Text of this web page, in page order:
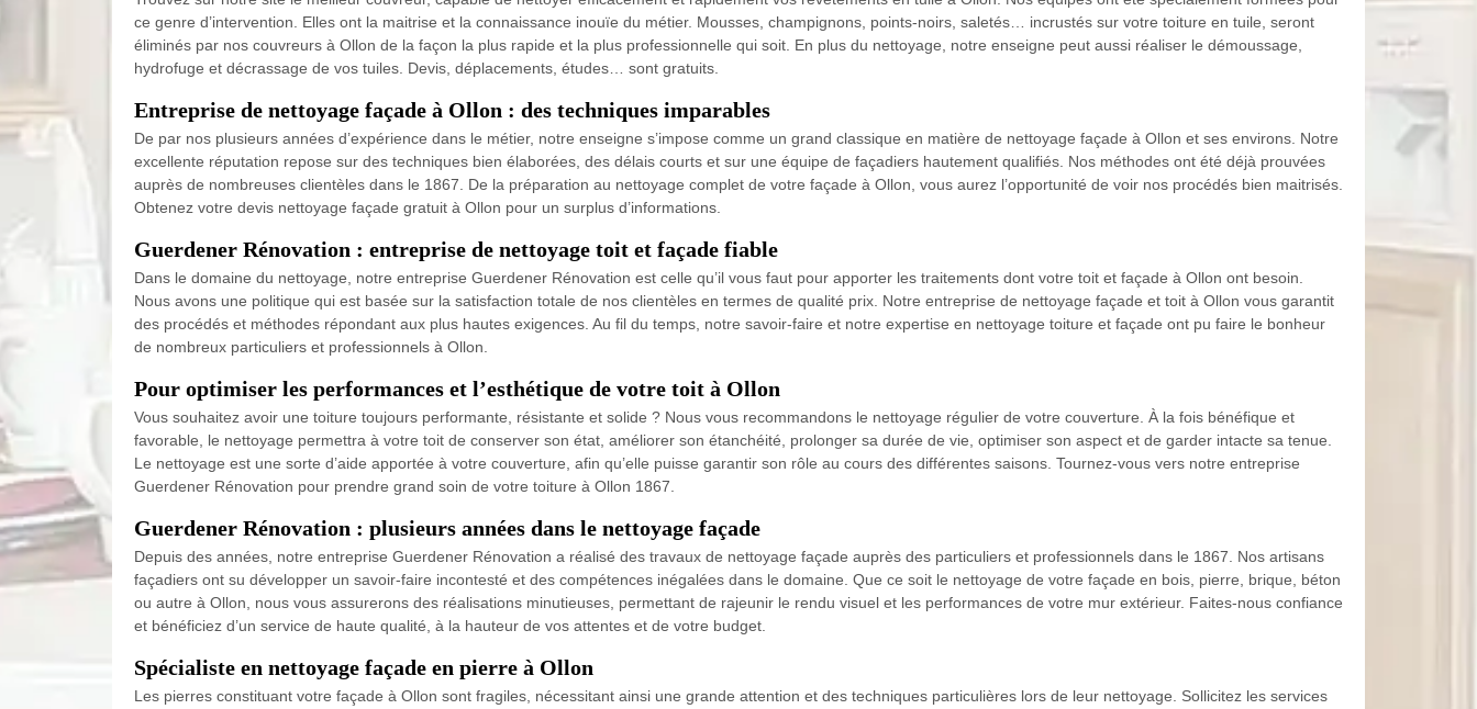
ce genre d’intervention. Elles ont la maitrise et la connaissance inouïe du métier. Mousses, champignons, points-noirs, saletés… incrustés sur votre toiture en tuile, seront
éliminés par nos couvreurs à Ollon de la façon la plus rapide et la plus professionnelle qui soit. En plus du nettoyage, notre enseigne peut aussi réaliser le démoussage,
hydrofuge et décrassage de vos tuiles. Devis, déplacements, études… sont gratuits.
Entreprise de nettoyage façade à Ollon : des techniques imparables
De par nos plusieurs années d’expérience dans le métier, notre enseigne s’impose comme un grand classique en matière de nettoyage façade à Ollon et ses environs. Notre
excellente réputation repose sur des techniques bien élaborées, des délais courts et sur une équipe de façadiers hautement qualifiés. Nos méthodes ont été déjà prouvées
auprès de nombreuses clientèles dans le 1867. De la préparation au nettoyage complet de votre façade à Ollon, vous aurez l’opportunité de voir nos procédés bien maitrisés.
Obtenez votre devis nettoyage façade gratuit à Ollon pour un surplus d’informations.
Guerdener Rénovation : entreprise de nettoyage toit et façade fiable
Dans le domaine du nettoyage, notre entreprise Guerdener Rénovation est celle qu’il vous faut pour apporter les traitements dont votre toit et façade à Ollon ont besoin.
Nous avons une politique qui est basée sur la satisfaction totale de nos clientèles en termes de qualité prix. Notre entreprise de nettoyage façade et toit à Ollon vous garantit
des procédés et méthodes répondant aux plus hautes exigences. Au fil du temps, notre savoir-faire et notre expertise en nettoyage toiture et façade ont pu faire le bonheur
de nombreux particuliers et professionnels à Ollon.
Pour optimiser les performances et l’esthétique de votre toit à Ollon
Vous souhaitez avoir une toiture toujours performante, résistante et solide ? Nous vous recommandons le nettoyage régulier de votre couverture. À la fois bénéfique et
favorable, le nettoyage permettra à votre toit de conserver son état, améliorer son étanchéité, prolonger sa durée de vie, optimiser son aspect et de garder intacte sa tenue.
Le nettoyage est une sorte d’aide apportée à votre couverture, afin qu’elle puisse garantir son rôle au cours des différentes saisons. Tournez-vous vers notre entreprise
Guerdener Rénovation pour prendre grand soin de votre toiture à Ollon 1867.
Guerdener Rénovation : plusieurs années dans le nettoyage façade
Depuis des années, notre entreprise Guerdener Rénovation a réalisé des travaux de nettoyage façade auprès des particuliers et professionnels dans le 1867. Nos artisans
façadiers ont su développer un savoir-faire incontesté et des compétences inégalées dans le domaine. Que ce soit le nettoyage de votre façade en bois, pierre, brique, béton
ou autre à Ollon, nous vous assurerons des réalisations minutieuses, permettant de rajeunir le rendu visuel et les performances de votre mur extérieur. Faites-nous confiance
et bénéficiez d’un service de haute qualité, à la hauteur de vos attentes et de votre budget.
Spécialiste en nettoyage façade en pierre à Ollon
Les pierres constituant votre façade à Ollon sont fragiles, nécessitant ainsi une grande attention et des techniques particulières lors de leur nettoyage. Sollicitez les services